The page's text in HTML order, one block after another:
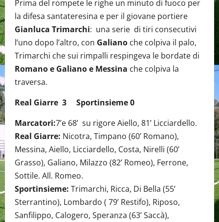
Prima del rompete le righe un minuto di fuoco per
la difesa santateresina e per il giovane portiere
Gianluca Trimarchi: una serie di tiri consecutivi
l’uno dopo l’altro, con Galiano che colpiva il palo,
Trimarchi che sui rimpalli respingeva le bordate di
Romano e Galiano e Messina che colpiva la
traversa.
Real Giarre 3 Sportinsieme 0
Marcatori:7’e 68’ su rigore Aiello, 81’ Licciardello.
Real Giarre: Nicotra, Timpano (60’ Romano),
Messina, Aiello, Licciardello, Costa, Nirelli (60’
Grasso), Galiano, Milazzo (82’ Romeo), Ferrone,
Sottile. All. Romeo.
Sportinsieme: Trimarchi, Ricca, Di Bella (55’
Sterrantino), Lombardo ( 79’ Restifo), Riposo,
Sanfilippo, Calogero, Speranza (63’ Saccà),